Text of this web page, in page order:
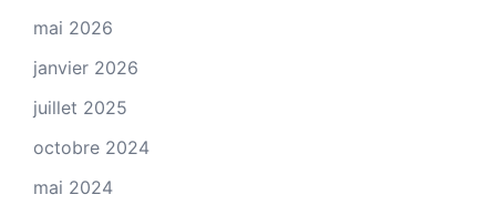
mai 2026
janvier 2026
juillet 2025
octobre 2024
mai 2024